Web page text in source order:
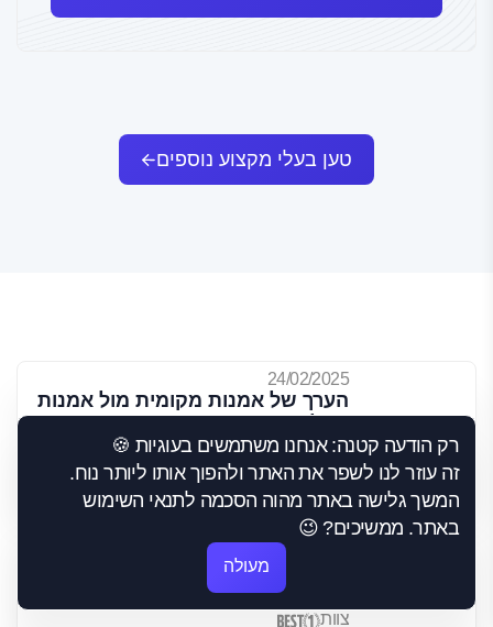
טען בעלי מקצוע נוספים
24/02/2025
הערך של אמנות מקומית מול אמנות
את ההבדל?
צוות
23/02/2025
מה ההשפעה של גודל יצירת
האמנות על הערכת השווי שלה? –
יותר ממה שרואים בעין
צוות
רק הודעה קטנה: אנחנו משתמשים בעוגיות 🍪
זה עוזר לנו לשפר את האתר ולהפוך אותו ליותר נוח.
המשך גלישה באתר מהוה הסכמה לתנאי השימוש
באתר. ממשיכים? 😉
מעולה